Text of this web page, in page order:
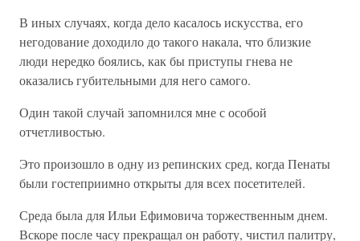
В иных случаях, когда дело касалось искусства, его
негодование доходило до такого накала, что близкие
люди нередко боялись, как бы приступы гнева не
оказались губительными для него самого.
Один такой случай запомнился мне с особой
отчетливостью.
Это произошло в одну из репинских сред, когда Пенаты
были гостеприимно открыты для всех посетителей.
Среда была для Ильи Ефимовича торжественным днем.
Вскоре после часу прекращал он работу, чистил палитру,